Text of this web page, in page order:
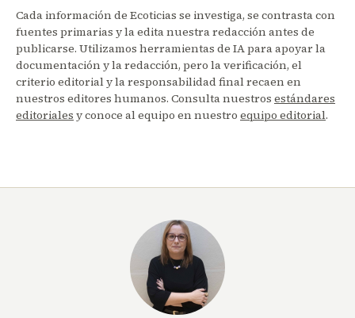
Cada información de Ecoticias se investiga, se contrasta con
fuentes primarias y la edita nuestra redacción antes de
publicarse. Utilizamos herramientas de IA para apoyar la
documentación y la redacción, pero la verificación, el
criterio editorial y la responsabilidad final recaen en
nuestros editores humanos. Consulta nuestros estándares
editoriales y conoce al equipo en nuestro equipo editorial.